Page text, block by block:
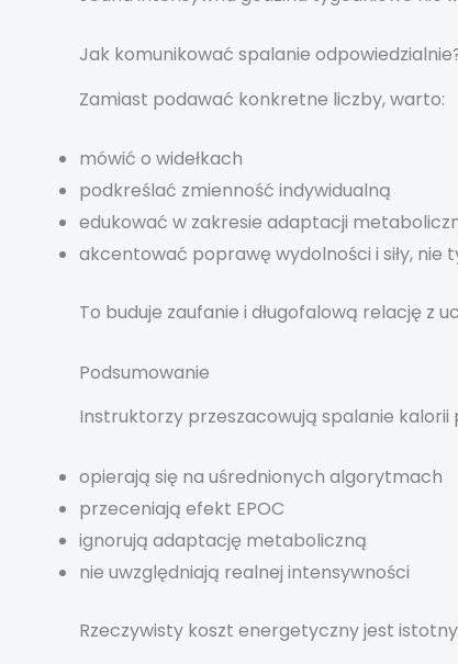
Jak komunikować spalanie
Zamiast podawać konkretne liczby, warto:
mówić o widełkach
podkreślać zmienność indywidualną
edukować w zakresie adaptacji
akcentować poprawę wydolności i siły, nie
To buduje zaufanie i długofalową relację z
Podsumowanie
Instruktorzy przeszacowują spalanie kalorii
opierają się na uśrednionych algorytmach
przeceniają efekt EPOC
ignorują adaptację metaboliczną
nie uwzględniają realnej intensywności
Rzeczywisty koszt energetyczny jest